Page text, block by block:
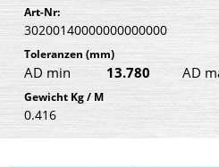
Art-Nr:
30200140000000000000
Toleranzen (mm)
AD min 13.780 AD
Gewicht Kg / M
0.416